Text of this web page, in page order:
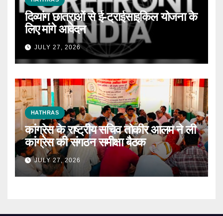
दिव्यांग छात्राओं से ई-ट्राईसाइकिल योजना के
लिए मांगे आवेदन
JULY 27, 2026
HATHRAS
कांग्रेस के राष्ट्रीय सचिव तोकीर आलम ने ली
कांग्रेस की संगठन समीक्षा बैठक
JULY 27, 2026